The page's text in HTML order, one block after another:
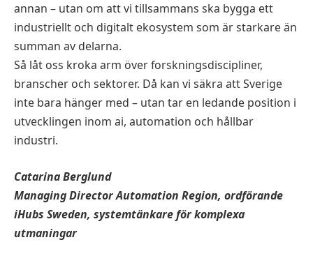
annan – utan om att vi tillsammans ska bygga ett
industriellt och digitalt ekosystem som är starkare än
summan av delarna.
Så låt oss kroka arm över forskningsdiscipliner,
branscher och sektorer. Då kan vi säkra att Sverige
inte bara hänger med – utan tar en ledande position i
utvecklingen inom ai, automation och hållbar
industri.
Catarina Berglund
Managing Director Automation Region, ordförande
iHubs Sweden, systemtänkare för komplexa
utmaningar